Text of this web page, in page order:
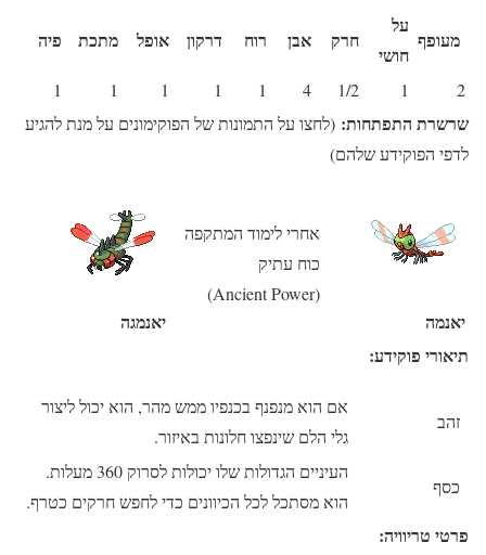
מעופף
על
חושי
חרק אבן רוח דרקון אופל מתכת פיה
2
1
1/2
4
1
1
1
1
1
שרשרת התפתחות: (לחצו על התמונות של הפוקימונים על מנת להגיע
לדפי הפוקידע שלהם)
אחרי לימוד המתקפה
כוח עתיק
(Ancient Power)
יאנמה
יאנמגה
תיאורי פוקידע:
זהב
אם הוא מנפנף בכנפיו ממש מהר, הוא יכול ליצור
גלי הלם שינפצו חלונות באיזור.
כסף
העיניים הגדולות שלו יכולות לסרוק 360 מעלות.
הוא מסתכל לכל הכיוונים כדי לחפש חרקים כטרף.
פרטי טריוויה: